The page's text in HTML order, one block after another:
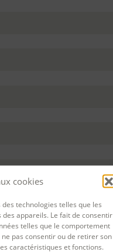
cookies
technologies telles que les
appareils. Le fait de consentir
telles que le comportement
pas consentir ou de retirer son
caractéristiques et fonctions.